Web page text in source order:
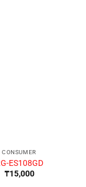
CONSUMER
ES108GD
₸15,000